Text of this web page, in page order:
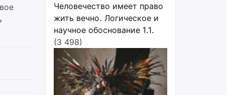
Человечество имеет право
жить вечно. Логическое и
научное обоснование 1.1.
(3 498)